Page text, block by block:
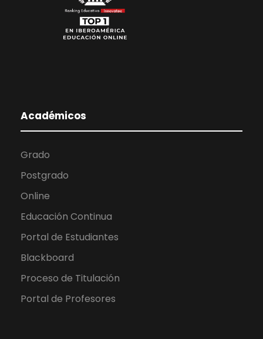
Académicos
Grado
Postgrado
Online
Educación Continua
Portal de Estudiantes
Blackboard
Proceso de Titulación
Portal de Profesores